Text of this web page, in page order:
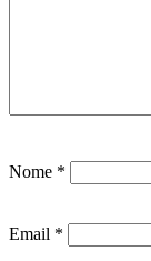
Nome *
Email *